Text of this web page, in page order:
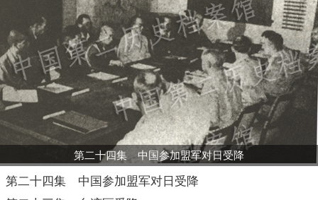
第二十四集 中国参加盟军对日受降
第二十四集 中国参加盟军对日受降